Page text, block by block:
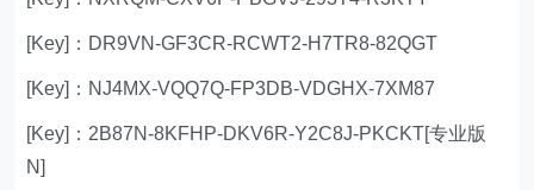
[Key]：DR9VN-GF3CR-RCWT2-H7TR8-82QGT
[Key]：NJ4MX-VQQ7Q-FP3DB-VDGHX-7XM87
[Key]：2B87N-8KFHP-DKV6R-Y2C8J-PKCKT[专业版
N]